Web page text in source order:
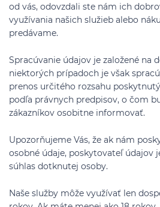
od vás, odovzdali ste nám ich
využívania našich služieb alebo
predávame.
Spracúvanie údajov je založené na
niektorých prípadoch je však
prenos určitého rozsahu
podľa právnych predpisov, o čom
zákazníkov osobitne informovať.
Upozorňujeme Vás, že ak nám
osobné údaje, poskytovateľ údajov
súhlas dotknutej osoby.
Naše služby môže využívať len